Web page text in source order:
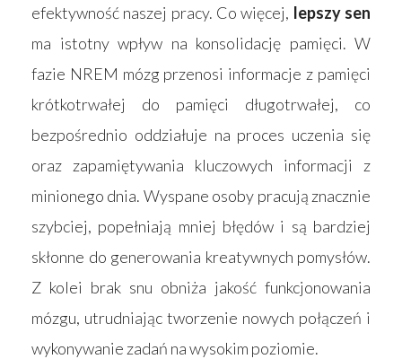
efektywność naszej pracy. Co więcej, lepszy sen
ma istotny wpływ na konsolidację pamięci. W
fazie NREM mózg przenosi informacje z pamięci
krótkotrwałej do pamięci długotrwałej, co
bezpośrednio oddziałuje na proces uczenia się
oraz zapamiętywania kluczowych informacji z
minionego dnia. Wyspane osoby pracują znacznie
szybciej, popełniają mniej błędów i są bardziej
skłonne do generowania kreatywnych pomysłów.
Z kolei brak snu obniża jakość funkcjonowania
mózgu, utrudniając tworzenie nowych połączeń i
wykonywanie zadań na wysokim poziomie.